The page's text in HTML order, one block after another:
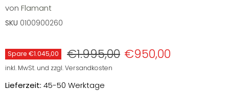
von Flamant
SKU 0100900260
Spare €1.045,00 Preis
€1.995,00 Aktueller Preis
€950,00
inkl. MwSt. und zzgl. Versandkosten
Lieferzeit: 45-50 Werktage